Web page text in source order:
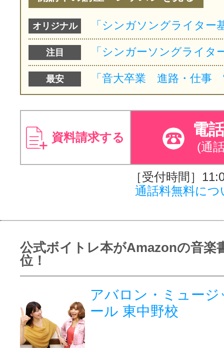
オリジナル
注目
最安
資料請求する 電
(通
［受付時間］
通話料無料につ
公式ボイトレ本がAmazonの音楽
位！
アバロン・ミュー
ール 東中野校